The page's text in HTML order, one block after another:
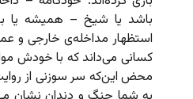
باشد یا شیخ – همیشه یا
استظهار مداخله‌ی خارجی و
کسانی می‌داند که با خودش
محض این‌که سر سوزنی از